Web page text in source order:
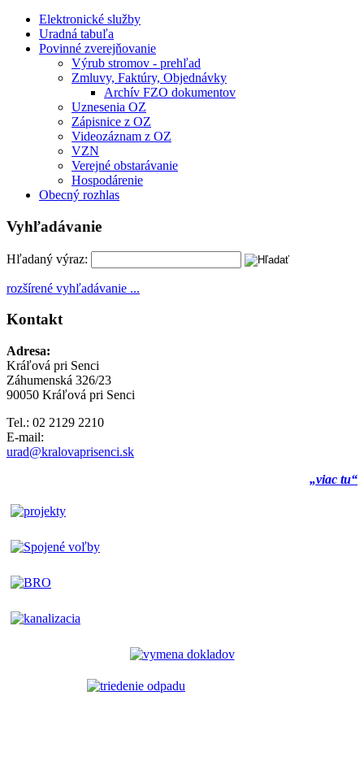
Elektronické služby
Uradná tabuľa
Povinné zverejňovanie
Výrub stromov - prehľad
Zmluvy, Faktúry, Objednávky
Archív FZO dokumentov
Uznesenia OZ
Zápisnice z OZ
Videozáznam z OZ
VZN
Verejné obstarávanie
Hospodárenie
Obecný rozhlas
Vyhľadávanie
Hľadaný výraz:
rozšírené vyhľadávanie ...
Kontakt
Adresa:
Kráľová pri Senci
Záhumenská 326/23
90050 Kráľová pri Senci
Tel.: 02 2129 2210
E-mail:
urad@kralovaprisenci.sk
„viac tu“